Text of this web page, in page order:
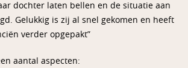
dochter laten bellen en de situatie aan
Gelukkig is zij al snel gekomen en heeft
verder opgepakt”
aantal aspecten: